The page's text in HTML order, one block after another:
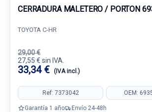
CERRADURA MALETERO / PORTON
TOYOTA C-HR
29,00 €
27,55 € sin IVA.
33,34 € (IVA incl.)
Ref: 7373042 OEM:
Garantía 1 año Envío 24-48h